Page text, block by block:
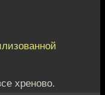
хреново.